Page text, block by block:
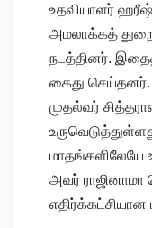
உதவியாளர் ஹரீஷ்
அமலாக்கத்
நடத்தினர்.
கைது
முதல்வர்
மாதங்களிலேயே
அவர்
எதிர்க்கட்சியான